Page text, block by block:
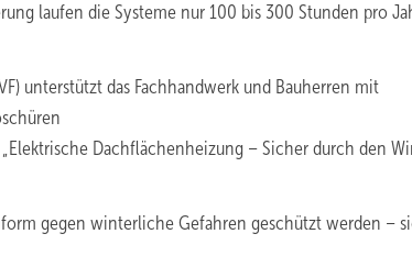
laufen die Systeme nur 100 bis 300 Stunden pro
unterstützt das Fachhandwerk und Bauherren mit
Dachflächenheizung – Sicher durch den
gegen winterliche Gefahren geschützt werden –